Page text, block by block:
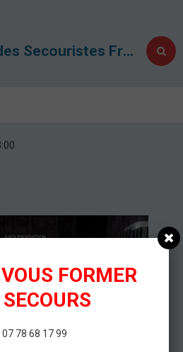
Association des Secouristes Français Croix Blanche de Metz
FORMER
07 78 68 17 99